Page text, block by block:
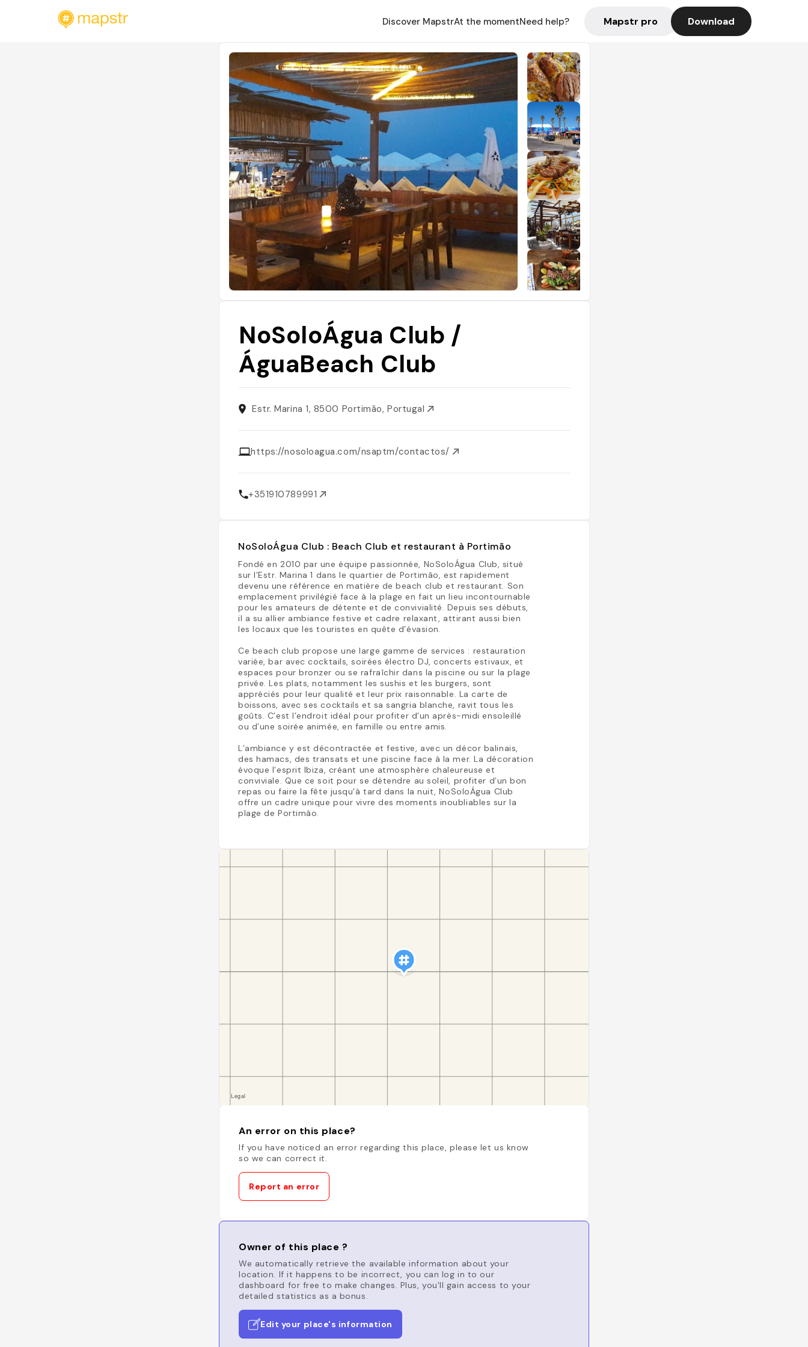
Discover MapstrAt the momentNeed help? Mapstr pro Download
NoSoloÁgua Club /
ÁguaBeach Club
Estr. Marina 1, 8500 Portimão, Portugal
https://nosoloagua.com/nsaptm/contactos/
+351910789991
NoSoloÁgua Club : Beach Club et restaurant à Portimão
Fondé en 2010 par une équipe passionnée, NoSoloÁgua Club, situé
sur l’Estr. Marina 1 dans le quartier de Portimão, est rapidement
devenu une référence en matière de beach club et restaurant. Son
emplacement privilégié face à la plage en fait un lieu incontournable
pour les amateurs de détente et de convivialité. Depuis ses débuts,
il a su allier ambiance festive et cadre relaxant, attirant aussi bien
les locaux que les touristes en quête d’évasion.
Ce beach club propose une large gamme de services : restauration
variée, bar avec cocktails, soirées électro DJ, concerts estivaux, et
espaces pour bronzer ou se rafraîchir dans la piscine ou sur la plage
privée. Les plats, notamment les sushis et les burgers, sont
appréciés pour leur qualité et leur prix raisonnable. La carte de
boissons, avec ses cocktails et sa sangria blanche, ravit tous les
goûts. C’est l’endroit idéal pour profiter d’un après-midi ensoleillé
ou d’une soirée animée, en famille ou entre amis.
L’ambiance y est décontractée et festive, avec un décor balinais,
des hamacs, des transats et une piscine face à la mer. La décoration
évoque l’esprit Ibiza, créant une atmosphère chaleureuse et
conviviale. Que ce soit pour se détendre au soleil, profiter d’un bon
repas ou faire la fête jusqu’à tard dans la nuit, NoSoloÁgua Club
offre un cadre unique pour vivre des moments inoubliables sur la
plage de Portimão.
An error on this place?
If you have noticed an error regarding this place, please let us know
so we can correct it.
Report an error
Owner of this place ?
We automatically retrieve the available information about your
location. If it happens to be incorrect, you can log in to our
dashboard for free to make changes. Plus, you'll gain access to your
detailed statistics as a bonus.
Edit your place's information